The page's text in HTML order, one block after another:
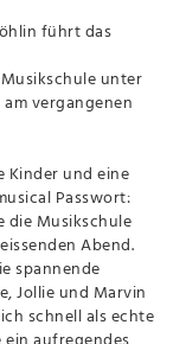
führt das
unter
vergangenen
Kinder und eine
Passwort:
die Musikschule
Abend.
spannende
Jollie und Marvin
schnell als echte